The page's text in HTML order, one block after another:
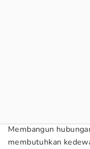
Membangun
membutuhkan